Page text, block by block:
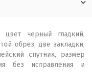
черный гладкий,
обрез, две закладки,
спутник, размер
без исправления и